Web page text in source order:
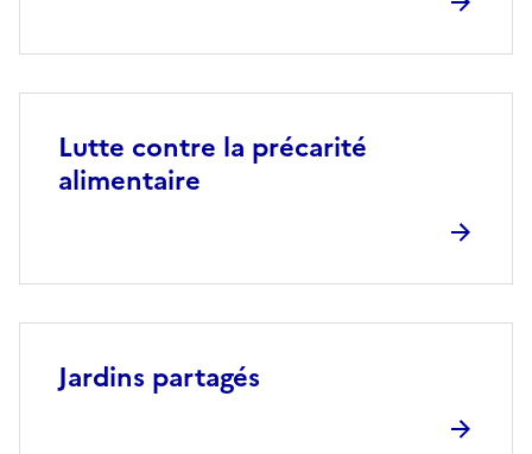
Lutte contre la précarité
alimentaire
Jardins partagés